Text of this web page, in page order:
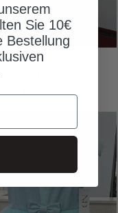
PRINCESS
Sie 10€
Bestellung